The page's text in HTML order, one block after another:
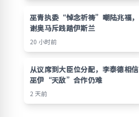
巫青执委“悼念祈祷”嘲陆兆福，
谢奥马斥践踏伊斯兰
20 小时前
从议席到大臣位分配，李泰德相信
巫伊“天敌”合作仍难
2 天前